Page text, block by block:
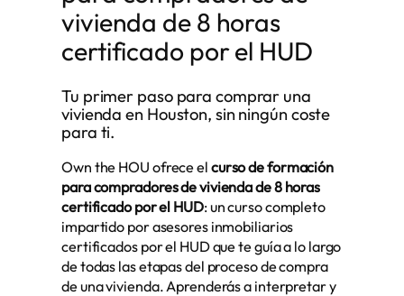
vivienda de 8 horas
certificado por el HUD
Tu primer paso para comprar una
vivienda en Houston, sin ningún coste
para ti.
Own the HOU ofrece el curso de formación
para compradores de vivienda de 8 horas
certificado por el HUD: un curso completo
impartido por asesores inmobiliarios
certificados por el HUD que te guía a lo largo
de todas las etapas del proceso de compra
de una vivienda. Aprenderás a interpretar y